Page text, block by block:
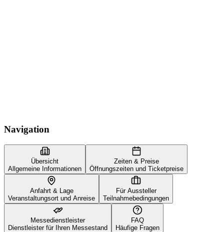
Navigation
Übersicht
Allgemeine Informationen
Zeiten & Preise
Öffnungszeiten und Ticketpreise
Anfahrt & Lage
Veranstaltungsort und Anreise
Für Aussteller
Teilnahmebedingungen
Messedienstleister
Dienstleister für Ihren Messestand
FAQ
Häufige Fragen